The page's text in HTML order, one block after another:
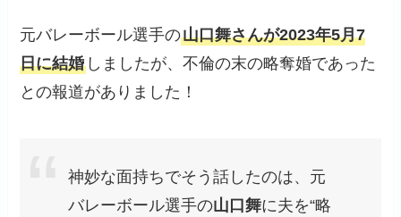
元バレーボール選手の山口舞さんが2023年5月7
日に結婚 しましたが、不倫の末の略奪婚であった
との報道がありました！
神妙な面持ちでそう話したのは、元
バレーボール選手の山口舞に夫を“略